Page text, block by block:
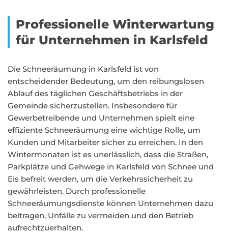
Professionelle Winterwartung
für Unternehmen in Karlsfeld
Die Schneeräumung in Karlsfeld ist von
entscheidender Bedeutung, um den reibungslosen
Ablauf des täglichen Geschäftsbetriebs in der
Gemeinde sicherzustellen. Insbesondere für
Gewerbetreibende und Unternehmen spielt eine
effiziente Schneeräumung eine wichtige Rolle, um
Kunden und Mitarbeiter sicher zu erreichen. In den
Wintermonaten ist es unerlässlich, dass die Straßen,
Parkplätze und Gehwege in Karlsfeld von Schnee und
Eis befreit werden, um die Verkehrssicherheit zu
gewährleisten. Durch professionelle
Schneeräumungsdienste können Unternehmen dazu
beitragen, Unfälle zu vermeiden und den Betrieb
aufrechtzuerhalten.